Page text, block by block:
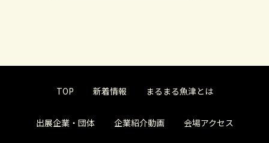
TOP 新着情報 まるまる魚津とは
出展企業・団体 企業紹介動画 会場アクセス